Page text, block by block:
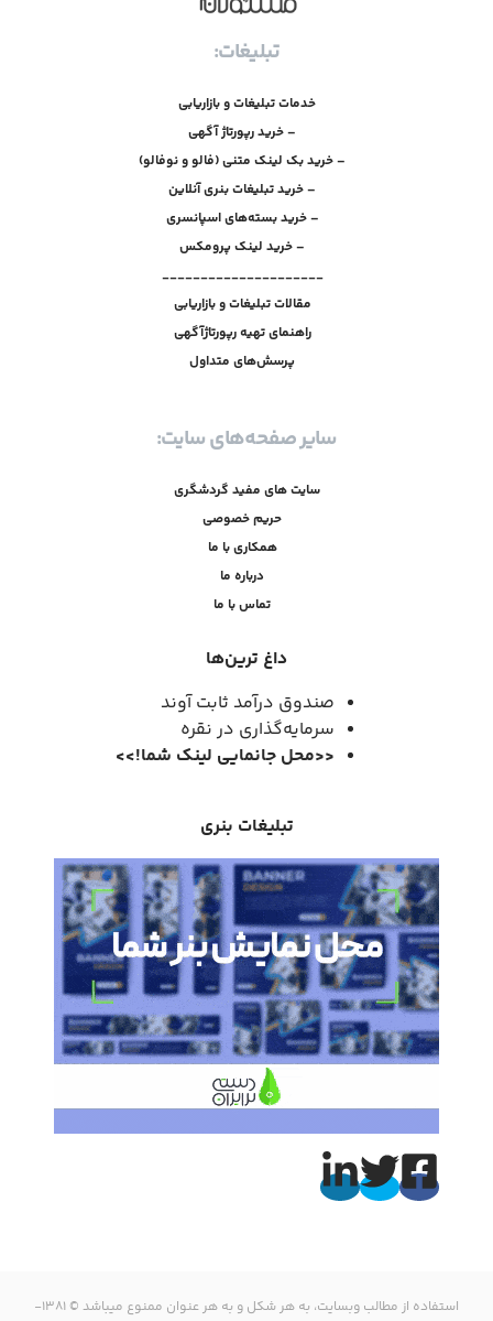
تبلیغات:
خدمات تبلیغات و بازاریابی
– خرید رپورتاژ آگهی
– خرید بک لینک متنی (فالو و نوفالو)
– خرید تبلیغات بنری آنلاین
– خرید بسته‌های اسپانسری
– خرید لینک پرومکس
_____________________
مقالات تبلیغات و بازاریابی
راهنمای تهیه رپورتاژآگهی
پرسش‌های متداول
سایر صفحه‌های سایت:
سایت های مفید گردشگری
حریم خصوصی
همکاری با ما
درباره ما
تماس با ما
داغ ترین‌ها
صندوق درآمد ثابت آوند
سرمایه‌گذاری در نقره
<<محل جانمایی لینک شما!
>>
تبلیغات بنری
استفاده از مطالب وبسایت، به هر شکل و به هر عنوان ممنوع میباشد © 1381-